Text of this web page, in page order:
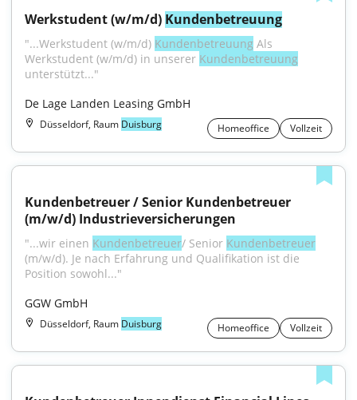
Werkstudent (w/m/d) Kundenbetreuung
"...Werkstudent (w/m/d) Kundenbetreuung Als
Werkstudent (w/m/d) in unserer Kundenbetreuung
unterstützt..."
De Lage Landen Leasing GmbH
Düsseldorf, Raum Duisburg Homeoffice Vollzeit
Kundenbetreuer / Senior Kundenbetreuer
(m/w/d) Industrieversicherungen
"...wir einen Kundenbetreuer/ Senior Kundenbetreuer
(m/w/d). Je nach Erfahrung und Qualifikation ist die
Position sowohl..."
GGW GmbH
Düsseldorf, Raum Duisburg Homeoffice Vollzeit